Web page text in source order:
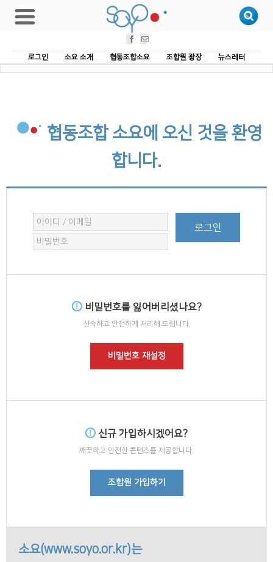
Facebook
로그인
소요 소개 협동조합소요 조합원 광장 뉴스레터
협동조합 소요에 오신 것을 환영
합니다.
비밀번호를 잃어버리셨나요?
신속하고 안전하게 처리해 드립니다.
비밀번호 재설정
신규 가입하시겠어요?
깨끗하고 안전한 콘텐츠를 제공합니다.
조합원 가입하기
소요(www.soyo.or.kr)는